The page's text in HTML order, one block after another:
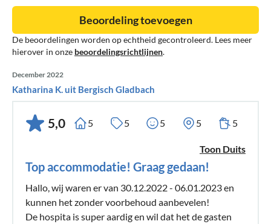
De beoordelingen worden op echtheid gecontroleerd. Lees meer
hierover in onze beoordelingsrichtlijnen.
Beoordeling toevoegen
December 2022
Katharina K. uit Bergisch Gladbach
5,0 5 5 5 5 5
Toon Duits
Top accommodatie! Graag gedaan!
Hallo, wij waren er van 30.12.2022 - 06.01.2023 en
kunnen het zonder voorbehoud aanbevelen!
De hospita is super aardig en wil dat het de gasten